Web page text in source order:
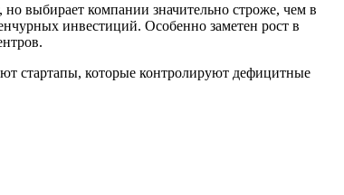
выбирает компании значительно строже, чем в
инвестиций. Особенно заметен рост в
стартапы, которые контролируют дефицитные